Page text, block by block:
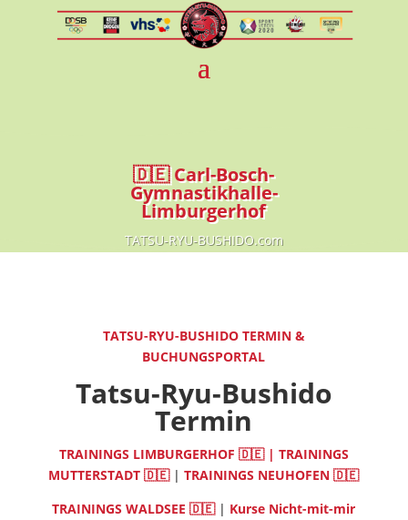
🇩🇪 Carl-Bosch-
Gymnastikhalle-
Limburgerhof
TATSU-RYU-BUSHIDO.com
TATSU-RYU-BUSHIDO TERMIN &
BUCHUNGSPORTAL
Tatsu-Ryu-Bushido
Termin
TRAININGS LIMBURGERHOF 🇩🇪 | TRAININGS
MUTTERSTADT 🇩🇪|TRAININGS NEUHOFEN 🇩🇪
TRAININGS WALDSEE 🇩🇪| Kurse Nicht-mit-mir